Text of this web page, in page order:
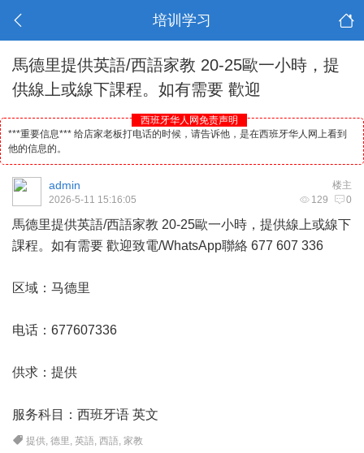
培训学习
馬德里提供英語/西語家教 20-25歐一小時，提
供線上或線下課程。如有需要 歡迎
西班牙华人网免责声明
***重要信息*** 给店家老板打电话的时候，请告诉他，是在西班牙华人网上看到
他的信息的。
楼主
admin
129 0
2026-5-11 15:16:05
馬德里提供英語/西語家教 20-25歐一小時，提供線上或線下
課程。如有需要 歡迎致電/WhatsApp聯絡 677 607 336
区域： 马德里
电话：677607336
供求：提供
服务科目： 西班牙语 英文
提供,德里 ,英語,西語,家教